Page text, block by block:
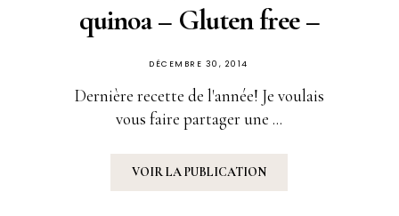
quinoa – Gluten free –
PUBLIÉ
DÉCEMBRE 30, 2014
Dernière recette de l'année! Je voulais
vous faire partager une ...
VOIR LA PUBLICATION